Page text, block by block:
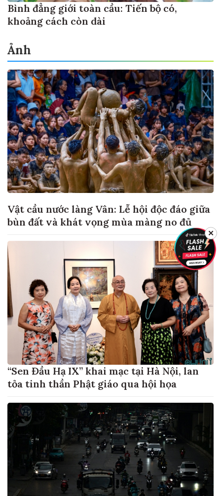
Bình đẳng giới toàn cầu: Tiến bộ có,
khoảng cách còn dài
Ảnh
Vật cầu nước làng Vân: Lễ hội độc đáo giữa
bùn đất và khát vọng mùa màng no đủ
“Sen Đầu Hạ IX” khai mạc tại Hà Nội, lan
tỏa tinh thần Phật giáo qua hội họa
✕